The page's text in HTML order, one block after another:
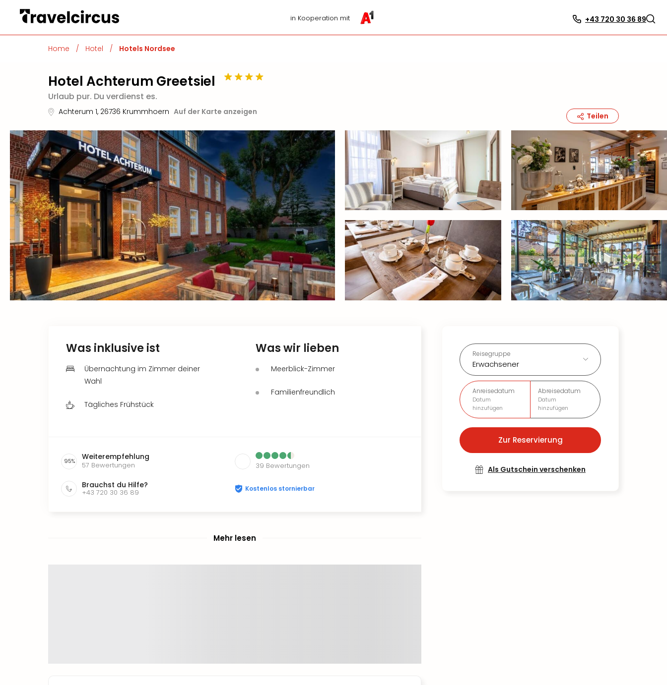
in Kooperation mit +43 720 30 36 89
Home / Hotel / Hotels Nordsee
Hotel Achterum Greetsiel
Urlaub pur. Du verdienst es.
Achterum 1, 26736 Krummhoern Auf der Karte anzeigen Teilen
Reisegruppe
Erwachsener
Anreisedatum
Datum
hinzufügen
Abreisedatum
Datum
hinzufügen
Zur Reservierung
Als Gutschein verschenken
Was inklusive ist
Übernachtung im Zimmer deiner
Wahl
Tägliches Frühstück
Was wir lieben
Meerblick-Zimmer
Familienfreundlich
95% Weiterempfehlung
57 Bewertungen 39 Bewertungen
Brauchst du Hilfe?
+43 720 30 36 89 Kostenlos stornierbar
Mehr lesen